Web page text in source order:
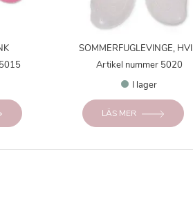
SOMMERFUGLEVINGE,
Artikel nummer 5020
I lager
LÄS MER